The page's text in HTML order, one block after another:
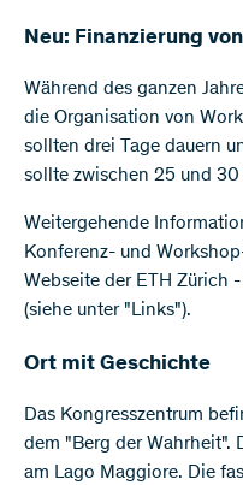
Neu: Finanzierung
Während des ganzen
die Organisation von
sollten drei Tage dauern
sollte zwischen 25 und 30
Weitergehende
Konferenz- und
Webseite der ETH Zürich
(siehe unter "Links").
Ort mit Geschichte
Das Kongresszentrum
dem "Berg der Wahrheit".
am Lago Maggiore. Die